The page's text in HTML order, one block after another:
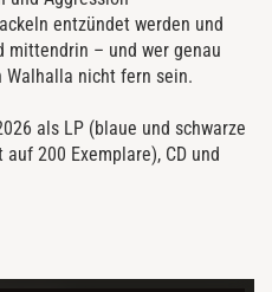
entzündet werden und
– und wer genau
Walhalla nicht fern sein.
als LP (blaue und schwarze
200 Exemplare), CD und